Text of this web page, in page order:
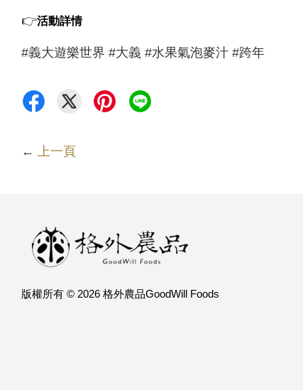
👉活動詳情
#義大遊樂世界 #大義 #水果氣泡麥汁 #跨年
← 上一頁
版權所有 © 2026 格外農品GoodWill Foods